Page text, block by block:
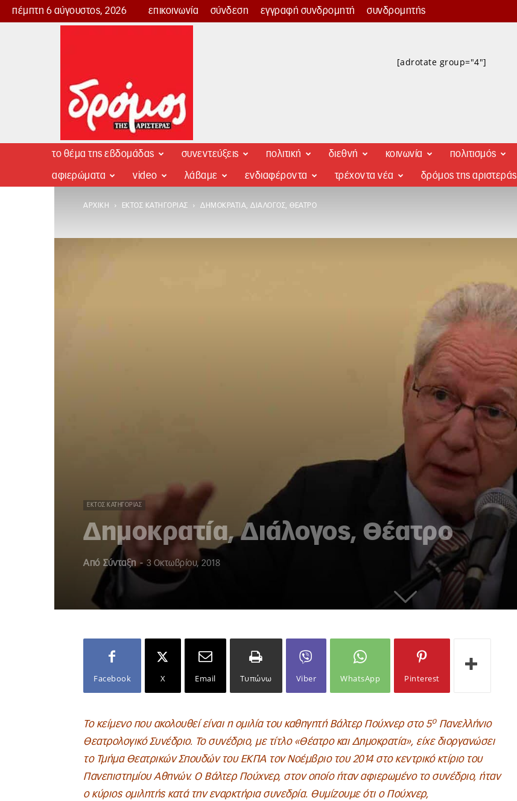
πέμπτη 6 αύγουστος, 2026 επικοινωνία σύνδεση εγγραφή συνδρομητή συνδρομητής
Δρόμος
[adrotate group="4"]
το θέμα της εβδομάδας συνεντεύξεις πολιτική διεθνή κοινωνία πολιτισμός
αφιερώματα video λάβαμε ενδιαφέροντα τρέχοντα νέα δρόμος της αριστεράς
ΑΡΧΙΚΉ ΕΚΤΌΣ ΚΑΤΗΓΟΡΊΑΣ ΔΗΜΟΚΡΑΤΊΑ, ΔΙΆΛΟΓΟΣ, ΘΈΑΤΡΟ
ΕΚΤΌΣ ΚΑΤΗΓΟΡΊΑΣ
Δημοκρατία, Διάλογος, Θέατρο
Από Σύνταξη - 3 Οκτωβρίου, 2018
Facebook X Email Τυπώνω Viber WhatsApp Pinterest
Το κείμενο που ακολουθεί είναι η ομιλία του καθηγητή Βάλτερ Πούχνερ στο 5οΠανελλήνιο
Θεατρολογικό Συνέδριο. Το συνέδριο, με τίτλο «Θέατρο και Δημοκρατία», είχε διοργανώσει
το Τμήμα Θεατρικών Σπουδών του ΕΚΠΑ τον Νοέμβριο του 2014 στο κεντρικό κτίριο του
Πανεπιστημίου Αθηνών. Ο Βάλτερ Πούχνερ, στον οποίο ήταν αφιερωμένο το συνέδριο, ήταν
ο κύριος ομιλητής κατά την εναρκτήρια συνεδρία. Θυμίζουμε ότι ο Πούχνερ,